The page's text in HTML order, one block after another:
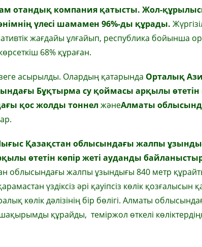
отандық компания қатысты. Жол-
үлесі шамамен 96%-ды құрады.
жағдайы ұлғайып, республика бойынша
68% құраған.
асырылды. Олардың қатарында Орталық
Бұқтырма су қоймасы арқылы өтетін
қос жолды тоннел жәнеАлматы
Қазақстан облысындағы жалпы
өтетін көпір жеті ауданды
облысындағы жалпы ұзындығы 840 метр
үздіксіз әрі қауіпсіз көлік қозғалысын
көлік дәлізінің бір бөлігі. Алматы
құрайды, теміржол өткелі